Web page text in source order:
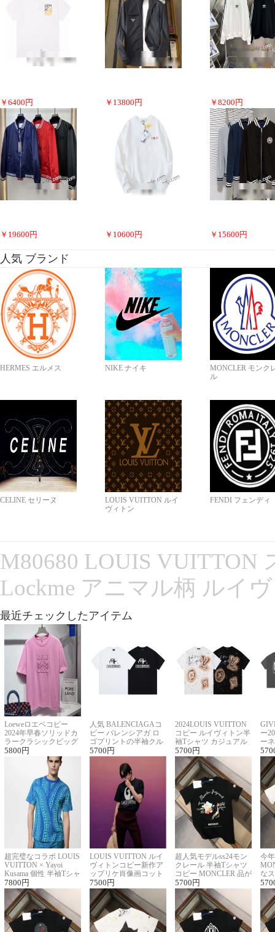
￥ 6400 円 ￥ 13800 円 ￥ 8200 円
￥ 19600 円 ￥ 10600 円 ￥ 15600 円
人気 ブランド
HERMES エルメス NIKE ナイキ
MONCLER モンク
ル
CELINE セリーヌ
LOUIS VUITTON ルイ
ヴィトン
FENDI フェンディ
M80680 LOUIS VUITTON
Lockme アニマル柄 ルイ
最近チェックしたアイテム
Loeweロエベコピー
2024年早春ソリッドカ
ラークラシックビッグ
ロゴ刺繍Tシャツ
5800 円
人気 BALENCIAGAコ
ピー バレンシアガ ロ
ゴプリントの半袖クル
ーネックTシャツ
5700 円
2024LOUIS VUITTON
コピー ルイヴィトン半
袖Tシャツ カジュアル
に馴染む 2色展開
5700 円
ー
ー
ー
超完璧なコラボ LOUIS
VUITTON × Yayoi
Kusama 個性 半袖Tシャ
ツコピー男女兼用
7800 円
LOUIS VUITTON ルイ
ヴィトンコピー新作ア
ップリケ肖像画コット
ンニット半袖Tシャツ
7500 円
超人気モデルss24モン
クレール 半袖Tシャツ
コピー MONCLER 品が
良く見た目
5700 円
今
な
ル